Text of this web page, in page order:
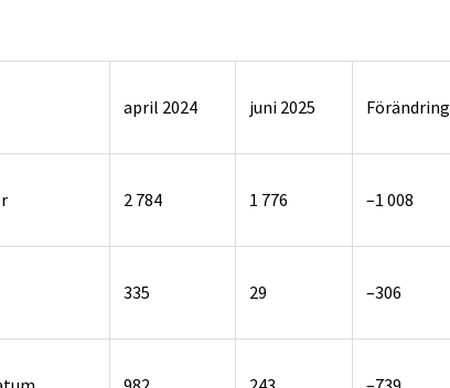
april 2024 juni 2025 Förändring
2 784 1 776 –1 008
335 29 –306